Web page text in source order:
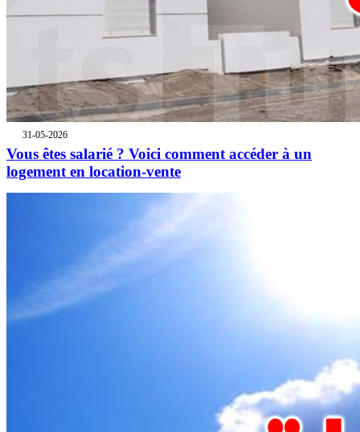
31-05-2026
Vous êtes salarié ? Voici comment accéder à un
logement en location-vente